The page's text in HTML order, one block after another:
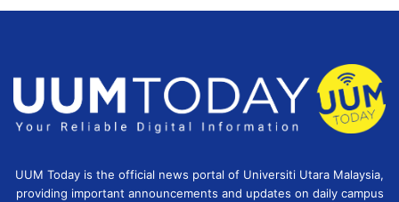
UUM Today is the official news portal of Universiti Utara Malaysia,
providing important announcements and updates on daily campus